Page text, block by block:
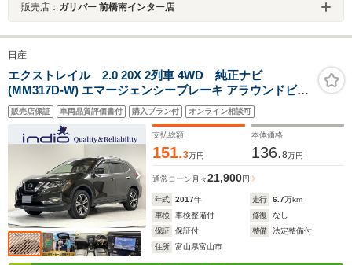
販売店： ガリバー 前橋南インター店
日産
エクストレイル 2.0 20X 2列車 4WD 純正ナビ
(MM317D-W) エマージェンシーブレーキ アラウンドビュ
ーモニター ETC スペアキー スマートルームミラー 純正
アルミホイール パワーバックドア Bluetooth ルーフレー
販売店保証 車両品質評価書付 購入プラン付 オンライン相談可
支払総額
151.3万円
本体価格
136.8万円
通常ローン 月々21,900円
年式 2017年 走行 6.7万km
車検
車検整備付 修復
なし
保証
保証付 整備
法定整備付
住所
富山県富山市